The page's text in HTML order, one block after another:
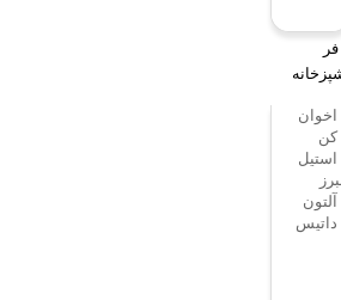
فر
اخوان
کن
استیل
آلتون
داتیس